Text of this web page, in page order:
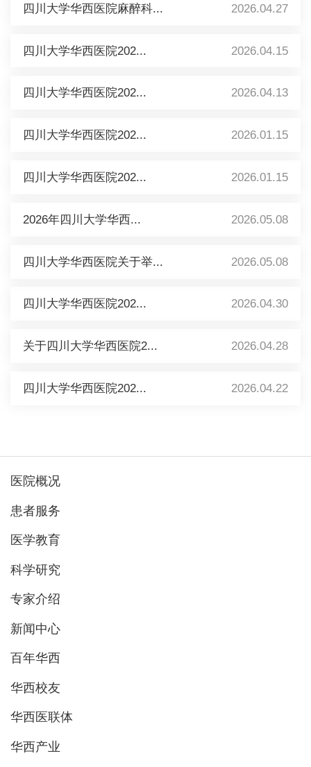
四川大学华西医院麻醉科... 2026.04.27
四川大学华西医院202... 2026.04.15
四川大学华西医院202... 2026.04.13
四川大学华西医院202... 2026.01.15
四川大学华西医院202... 2026.01.15
2026年四川大学华西... 2026.05.08
四川大学华西医院关于举... 2026.05.08
四川大学华西医院202... 2026.04.30
关于四川大学华西医院2... 2026.04.28
四川大学华西医院202... 2026.04.22
医院概况
患者服务
医学教育
科学研究
专家介绍
新闻中心
百年华西
华西校友
华西医联体
华西产业